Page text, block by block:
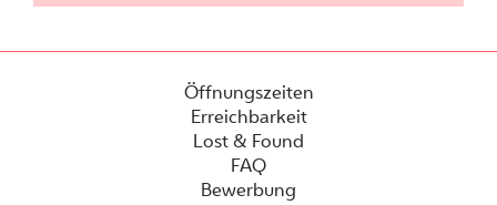
Öffnungszeiten
Erreichbarkeit
Lost & Found
FAQ
Bewerbung